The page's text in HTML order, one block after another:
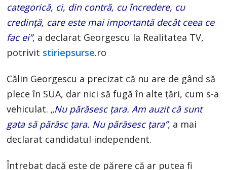
categorică, ci, din contră, cu încredere, cu
credință, care este mai importantă decât ceea ce
fac ei”, a declarat Georgescu la Realitatea TV,
potrivit stiriepsurse.ro
Călin Georgescu a precizat că nu are de gând să
plece în SUA, dar nici să fugă în alte țări, cum s-a
vehiculat. „Nu părăsesc țara. Am auzit că sunt
gata să părăsc țara. Nu părăsesc țara”, a mai
declarat candidatul independent.
Întrebat dacă este de părere că ar putea fi